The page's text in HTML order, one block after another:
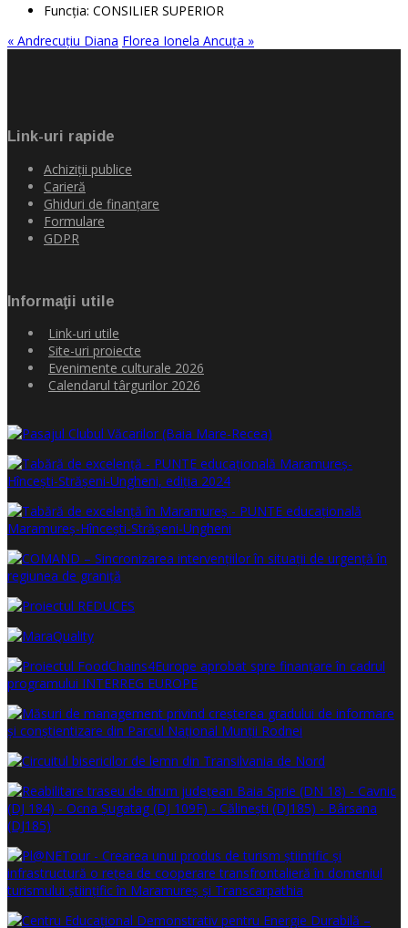
Funcţia: CONSILIER SUPERIOR
« Andrecuţiu Diana Florea Ionela Ancuţa »
Link-uri rapide
Achiziţii publice
Carieră
Ghiduri de finanţare
Formulare
GDPR
Informaţii utile
Link-uri utile
Site-uri proiecte
Evenimente culturale 2026
Calendarul târgurilor 2026